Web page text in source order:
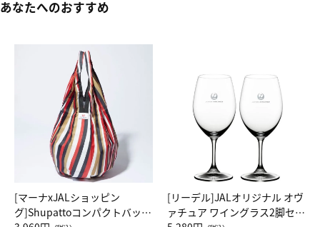
あなたへのおすすめ
[マーナxJALショッピン
グ]Shupattoコンパクトバッグ
[リーデル]JALオリジナル オヴ
ァチュア ワイングラス2脚セッ